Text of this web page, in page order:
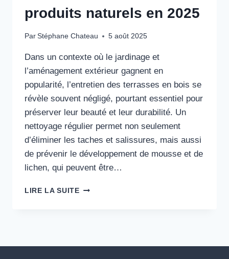
produits naturels en 2025
Par Stéphane Chateau 5 août 2025
Dans un contexte où le jardinage et
l’aménagement extérieur gagnent en
popularité, l’entretien des terrasses en bois se
révèle souvent négligé, pourtant essentiel pour
préserver leur beauté et leur durabilité. Un
nettoyage régulier permet non seulement
d’éliminer les taches et salissures, mais aussi
de prévenir le développement de mousse et de
lichen, qui peuvent être…
LIRE LA SUITENETTOYER